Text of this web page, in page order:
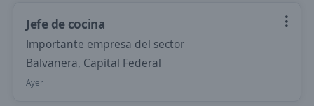
Jefe de cocina
Importante empresa del sector
Balvanera, Capital Federal
Ayer